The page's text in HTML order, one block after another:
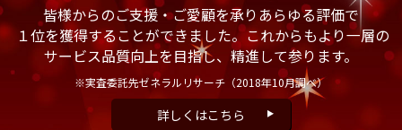
皆様からのご支援・ご愛顧を承りあらゆる評価で
１位を獲得することができました。これからもより一層の
サービス品質向上を目指し、精進して参ります。
※実査委託先ゼネラルリサーチ （2018年10月調べ）
詳しくはこちら